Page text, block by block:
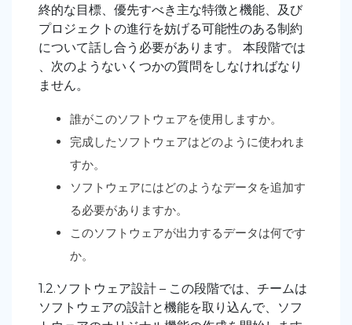
終的な目標、優先すべき主な特徴と機能、及び
プロジェクトの進行を妨げる可能性のある制約
について話し合う必要があります。 本段階では
、次のようないくつかの質問をしなければなり
ません。
誰がこのソフトウェアを使用しますか。
完成したソフトウェアはどのように使われま
すか。
ソフトウェアにはどのようなデータを追加す
る必要がありますか。
このソフトウェアが出力するデータは何です
か。
1.2.ソフトウェア設計 – この段階では、チームは
ソフトウェアの設計と機能を取り込んで、ソフ